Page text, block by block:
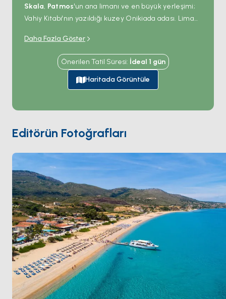
Skala, Patmos'un ana limanı ve en büyük yerleşimi;
Vahiy Kitabı'nın yazıldığı kuzey Onikiada adası. Liman
çalışan bir feribot rıhtımı, güney tarafında ziyaretçi
yat bağlantı noktaları ve tek sıra sahil tavernalarıyla.
Skala'nın üstünde, tepedeki Choraköyü (20 dakikalık
yürüyüş yukarı) tahkimli 11. yüzyıldan kalma
the Theologian Manastırı'nı (UNESCO) ve Aziz
(güney kıyısında 200 metrelik kum koyu, yalnızca
tekneyle ya da yürüyüşle erişiliyor) ve
(kuzeyde çok renkli çakıllı plaj) ulaşıyor. Skala
'tan 90 dakika ve 'den 3 saat. Sezon
Mayıs
ile Ekimarası açık.
Daha Fazla Göster
Önerilen Tatil Süresi: İdeal 1 gün
Haritada Görüntüle
Editörün Fotoğrafları